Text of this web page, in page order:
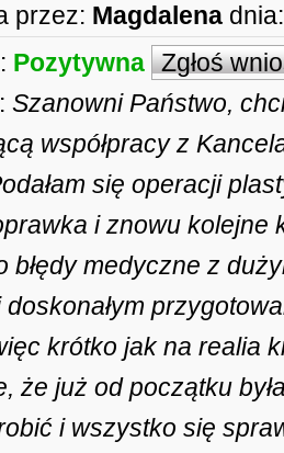
przez: Magdalena dnia:
Pozytywna Zgłoś
Szanowni Państwo,
współpracy z
się operacji
i znowu kolejne
błędy medyczne z
krótko jak na realia
że już od początku
i wszystko się